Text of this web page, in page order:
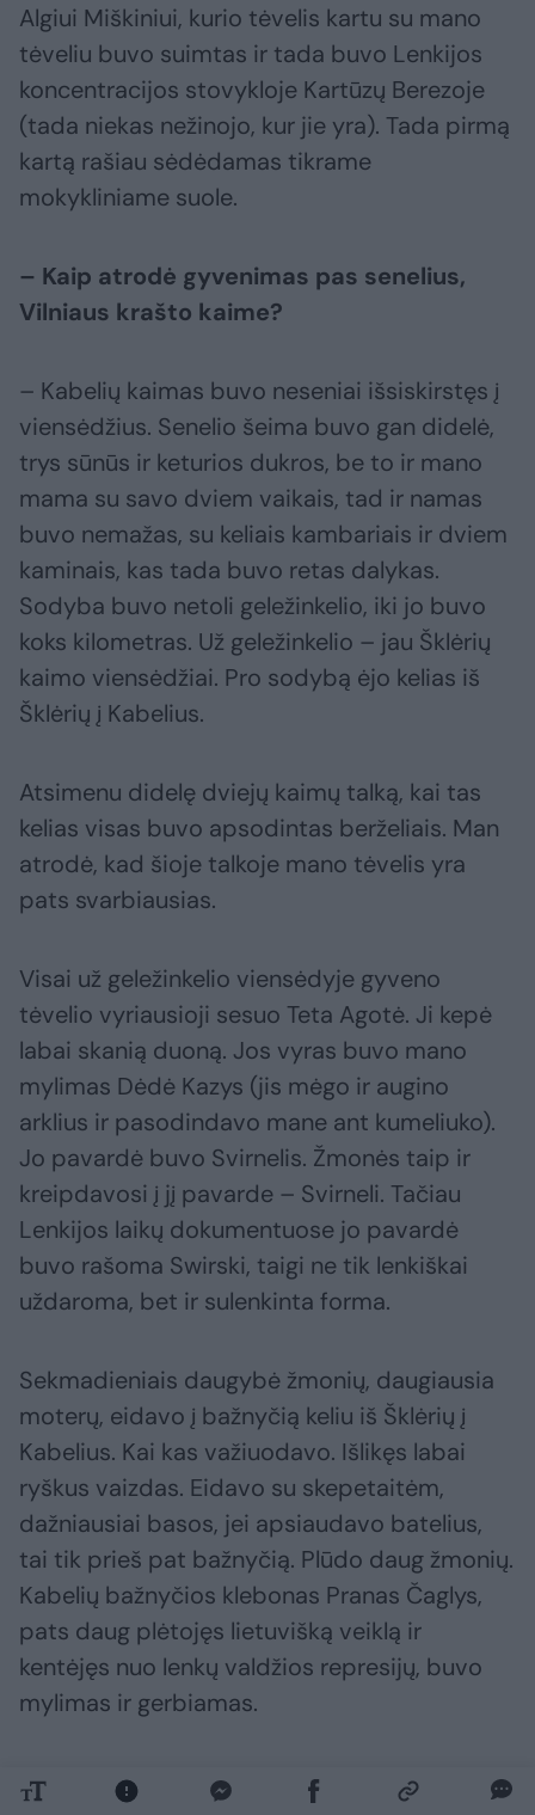
Algiui Miškiniui, kurio tėvelis kartu su mano
tėveliu buvo suimtas ir tada buvo Lenkijos
koncentracijos stovykloje Kartūzų Berezoje
(tada niekas nežinojo, kur jie yra). Tada pirmą
kartą rašiau sėdėdamas tikrame
mokykliniame suole.
– Kaip atrodė gyvenimas pas senelius,
Vilniaus krašto kaime?
– Kabelių kaimas buvo neseniai išsiskirstęs į
viensėdžius. Senelio šeima buvo gan didelė,
trys sūnūs ir keturios dukros, be to ir mano
mama su savo dviem vaikais, tad ir namas
buvo nemažas, su keliais kambariais ir dviem
kaminais, kas tada buvo retas dalykas.
Sodyba buvo netoli geležinkelio, iki jo buvo
koks kilometras. Už geležinkelio – jau Šklėrių
kaimo viensėdžiai. Pro sodybą ėjo kelias iš
Šklėrių į Kabelius.
Atsimenu didelę dviejų kaimų talką, kai tas
kelias visas buvo apsodintas berželiais. Man
atrodė, kad šioje talkoje mano tėvelis yra
pats svarbiausias.
Visai už geležinkelio viensėdyje gyveno
tėvelio vyriausioji sesuo Teta Agotė. Ji kepė
labai skanią duoną. Jos vyras buvo mano
mylimas Dėdė Kazys (jis mėgo ir augino
arklius ir pasodindavo mane ant kumeliuko).
Jo pavardė buvo Svirnelis. Žmonės taip ir
kreipdavosi į jį pavarde – Svirneli. Tačiau
Lenkijos laikų dokumentuose jo pavardė
buvo rašoma Swirski, taigi ne tik lenkiškai
uždaroma, bet ir sulenkinta forma.
Sekmadieniais daugybė žmonių, daugiausia
moterų, eidavo į bažnyčią keliu iš Šklėrių į
Kabelius. Kai kas važiuodavo. Išlikęs labai
ryškus vaizdas. Eidavo su skepetaitėm,
dažniausiai basos, jei apsiaudavo batelius,
tai tik prieš pat bažnyčią. Plūdo daug žmonių.
Kabelių bažnyčios klebonas Pranas Čaglys,
pats daug plėtojęs lietuvišką veiklą ir
kentėjęs nuo lenkų valdžios represijų, buvo
mylimas ir gerbiamas.
Vilnių grąžinant Lietuvai šis kraštas teko